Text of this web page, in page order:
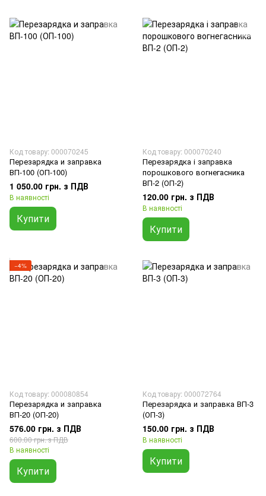
Код товару: 000070245
Перезарядка и заправка
ВП-100 (ОП-100)
1 050.00 грн. з ПДВ
В наявності
Купити
Код товару: 000070240
Перезарядка і заправка
порошкового вогнегасника
ВП-2 (ОП-2)
120.00 грн. з ПДВ
В наявності
Купити
−4%
Код товару: 000080854
Перезарядка и заправка
ВП-20 (ОП-20)
576.00 грн. з ПДВ
600.00 грн. з ПДВ
В наявності
Купити
Код товару: 000072764
Перезарядка и заправка ВП-3
(ОП-3)
150.00 грн. з ПДВ
В наявності
Купити